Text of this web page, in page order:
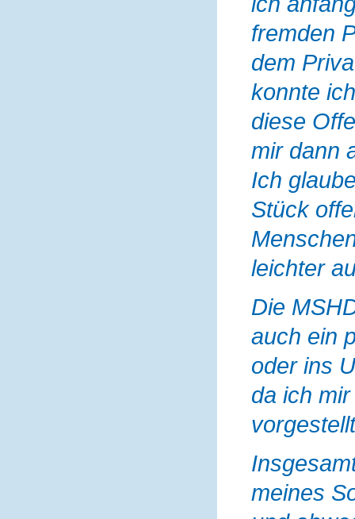
fremden
dem
konnte
diese
mir dann
Ich
Stück
leichter
Die
auch ein
oder ins
da ich
meines